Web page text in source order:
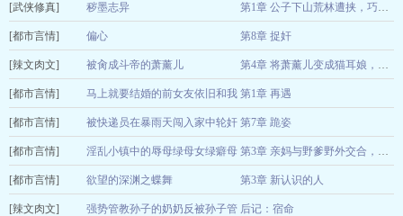
21smoonm 08-05
[武侠修真] 秽墨志异 第1章 公子下山荒林遭挟，巧遇名器暖春融雪
莽夫劲大
[都市言情] 偏心 第8章 捉奸
21smoonm 08-05
[辣文肉文] 被肏成斗帝的萧薰儿 第4章 将萧薰儿变成猫耳娘，亲吻玩虐着胴体各处，啃咬着两座奶子，抠挖着萧薰儿屁眼的同时，鸡巴插入骚屄里狠干，忽然强行顶进肛门，干的萧薰儿欲仙欲死…
烟云
[都市言情] 马上就要结婚的前女友依旧和我
纠缠不休
第1章 再遇
暗影之主
[都市言情] 被快递员在暴雨天闯入家中轮奸
调教的高冷绝美母亲
第7章 跪姿
张小凡 08-05
[都市言情] 淫乱小镇中的辱母绿母女绿癖母
狗少女的受虐幸福日常
第3章 亲妈与野爹野外交合，你被拴在路灯旁卖屄赚钱并将钱全部上贡。
不想吃青椒
[都市言情] 欲望的深渊之蝶舞 第3章 新认识的人
556655778899
[辣文肉文] 强势管教孙子的奶奶反被孙子管 后记：宿命